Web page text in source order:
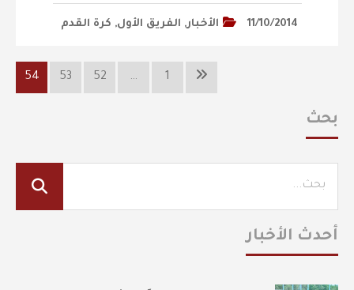
11/10/2014 الأخبار, الفريق الأول, كرة القدم
1
…
52
53
54
بحث
أحدث الأخبار